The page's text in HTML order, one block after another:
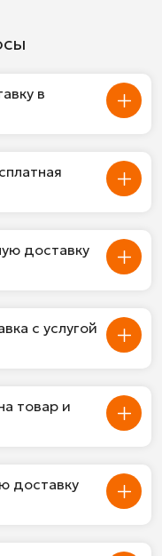
в
доставку
с услугой
товар и
доставку